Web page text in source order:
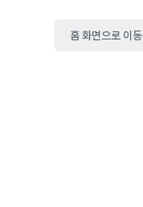
홈 화면으로 이동